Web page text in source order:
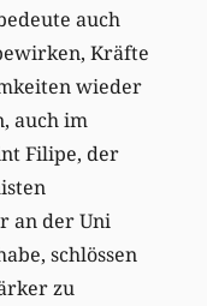
auch
Kräfte
wieder
auch im
Filipe, der
an der Uni
schlössen
zu